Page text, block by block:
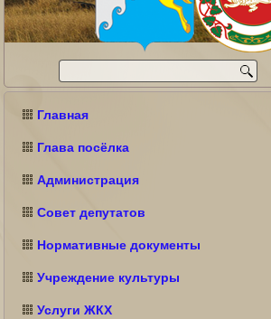
Главная
Глава посёлка
Администрация
Совет депутатов
Нормативные документы
Учреждение культуры
Услуги ЖКХ